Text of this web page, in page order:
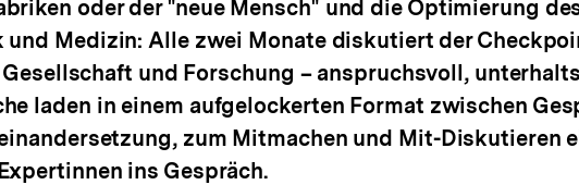
oder der "neue Mensch" und die Optimierung
und Medizin: Alle zwei Monate diskutiert der
und Forschung – anspruchsvoll,
laden in einem aufgelockerten Format zwischen
zum Mitmachen und Mit-Diskutieren
ins Gespräch.